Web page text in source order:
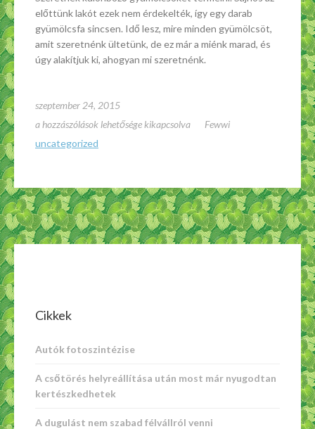
előttünk lakót ezek nem érdekelték, így egy darab
gyümölcsfa sincsen. Idő lesz, mire minden gyümölcsöt,
amit szeretnénk ültetünk, de ez már a miénk marad, és
úgy alakítjuk ki, ahogyan mi szeretnénk.
szeptember 24, 2015
A
növények
a hozzászólások lehetősége kikapcsolva
Fewwi
uncategorized
Cikkek
Autók fotoszintézise
A csőtörés helyreállítása után most már nyugodtan
kertészkedhetek
A dugulást nem szabad félvállról venni